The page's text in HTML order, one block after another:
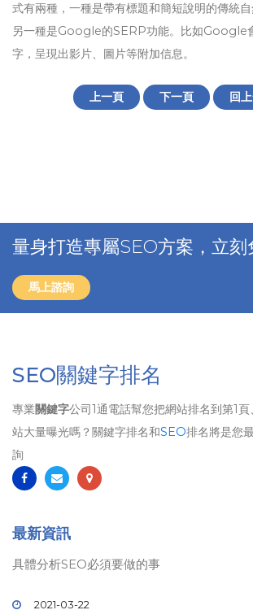
式有兩種，一種是帶有標題和簡短說明的傳統自
另一種是Google的SERP功能。比如Google
字，呈現出影片、圖片等附加信息。
上一頁 下一頁 回
量身打造專屬SEO方案，立刻
馬上諮詢
SEO關鍵字排名
專業關鍵字公司1通電話幫您把網站排名到第1
站大量曝光嗎？關鍵字排名和SEO排名將是您
詢
最新資訊
具體分析SEO必須要做的事
2021-03-22